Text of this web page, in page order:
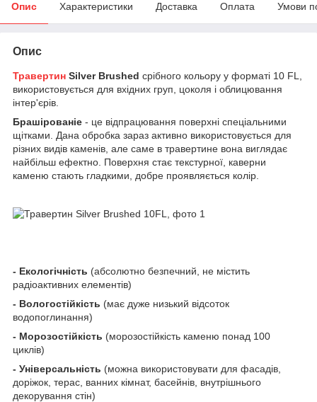
Опис Характеристики Доставка Оплата Умови
Опис
Травертин Silver Brushed срібного кольору у форматі 10 FL,
використовується для вхідних груп, цоколя і облицювання
інтер'єрів.
Брашірованіе - це відпрацювання поверхні спеціальними
щітками. Дана обробка зараз активно використовується для
різних видів каменів, але саме в травертине вона виглядає
найбільш ефектно. Поверхня стає текстурної, каверни
каменю стають гладкими, добре проявляється колір.
- Екологічність (абсолютно безпечний, не містить
радіоактивних елементів)
- Вологостійкість (має дуже низький відсоток
водопоглинання)
- Морозостійкість (морозостійкість каменю понад 100
циклів)
- Універсальність (можна використовувати для фасадів,
доріжок, терас, ванних кімнат, басейнів, внутрішнього
декорування стін)